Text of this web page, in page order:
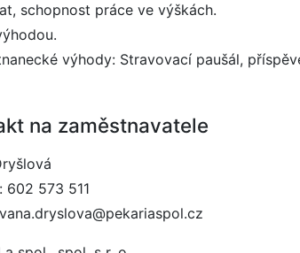
schopnost práce ve výškách.
výhody: Stravovací paušál,
na zaměstnavatele
602 573 511